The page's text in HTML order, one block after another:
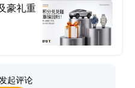
豪礼重
起评论